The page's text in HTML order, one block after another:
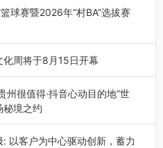
球赛暨2026年“村BA”选拔赛
县第二十三届“民族团结
周将于8月15日开幕
际影像文化周媒体通气会在世
…
州很值得·抖音心动目的地”世
境之约
很值得”暨抖音“心动目的
以客户为中心驱动创新，蓄力